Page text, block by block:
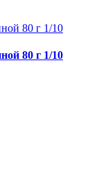
80 г 1/10